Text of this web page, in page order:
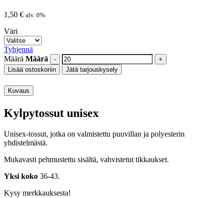
1,50 € alv. 0%
Väri
Tyhjennä
Määrä Määrä
Lisää ostoskoriin Jätä tarjouskysely
Kuvaus
Kylpytossut unisex
Unisex-tossut, jotka on valmistettu puuvillan ja polyesterin
yhdistelmästä.
Mukavasti pehmustettu sisältä, vahvistetut tikkaukset.
Yksi koko 36-43.
Kysy merkkauksesta!